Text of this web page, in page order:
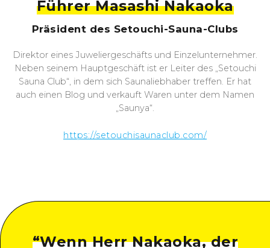
Führer Masashi Nakaoka
Präsident des Setouchi-Sauna-Clubs
Direktor eines Juweliergeschäfts und Einzelunternehmer.
Neben seinem Hauptgeschäft ist er Leiter des „Setouchi
Sauna Club“, in dem sich Saunaliebhaber treffen. Er hat
auch einen Blog und verkauft Waren unter dem Namen
„Saunya“.
https://setouchisaunaclub.com/
“Wenn Herr Nakaoka, der